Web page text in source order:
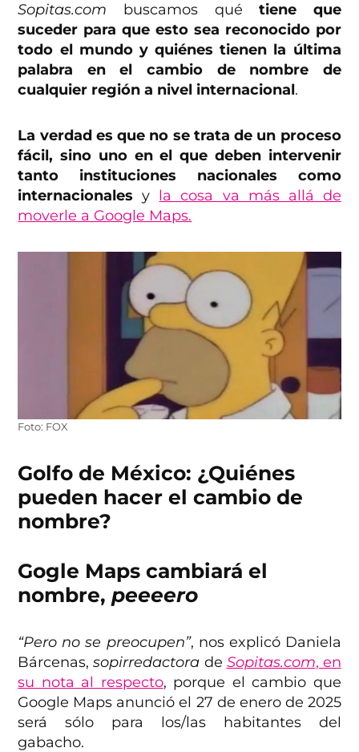
Sopitas.com buscamos quétiene que
suceder para que esto sea reconocido por
todo el mundo y quiénes tienen la última
palabra en el cambio de nombre de
cualquier región a nivel internacional.
La verdad es que no se trata de un proceso
fácil, sino uno en el que deben intervenir
tanto instituciones nacionales como
internacionalesy la cosa va más allá de
moverle a Google Maps.
Foto: FOX
Golfo de México: ¿Quiénes
pueden hacer el cambio de
nombre?
Gogle Maps cambiará el
nombre,peeeero
“Pero no se preocupen”, nos explicó Daniela
Bárcenas, sopirredactora de Sopitas.com, en
su nota al respecto, porque el cambio que
Google Maps anunció el 27 de enero de 2025
será sólo para los/las habitantes del
gabacho.